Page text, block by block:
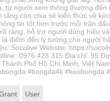
từ người xem thông thường
tảng còn chia sẻ kiến thức về
tin tốt hơn trước mỗi trận
ràng, hỗ trợ người dùng hiểu
điểm đến lý tưởng cho người
Socolive Website: https://
0976 428 315 Địa chỉ: 95
Phố Hồ Chí Minh, Việt
#bongda4k #keobongda
User